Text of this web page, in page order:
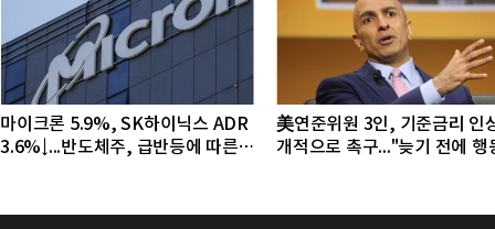
마이크론 5.9%, SK하이닉스 ADR
3.6%↓...반도체주, 급반등에 따른
美연준위원 3인, 기준금리 인
개적으로 촉구..."늦기 전에 행